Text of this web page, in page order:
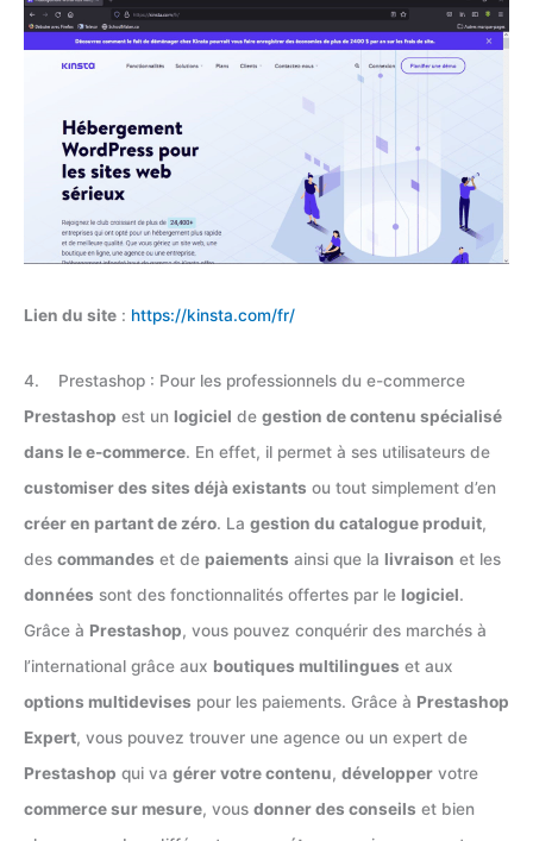
Lien du site : https://kinsta.com/fr/
4. Prestashop : Pour les professionnels du e-commerce
Prestashop est un logiciel de gestion de contenu spécialisé
dans le e-commerce. En effet, il permet à ses utilisateurs de
customiser des sites déjà existants ou tout simplement d’en
créer en partant de zéro. La gestion du catalogue produit,
des commandes et de paiements ainsi que la livraison et les
données sont des fonctionnalités offertes par le logiciel.
Grâce à Prestashop, vous pouvez conquérir des marchés à
l’international grâce aux boutiques multilingues et aux
options multidevises pour les paiements. Grâce à Prestashop
Expert, vous pouvez trouver une agence ou un expert de
Prestashop qui va gérer votre contenu, développer votre
commerce sur mesure, vous donner des conseils et bien